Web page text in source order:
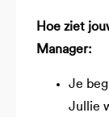
Hoe ziet
Manager:
Je
Jullie